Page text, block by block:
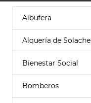
Albufera
Alquería de Solache
Bienestar Social
Bomberos